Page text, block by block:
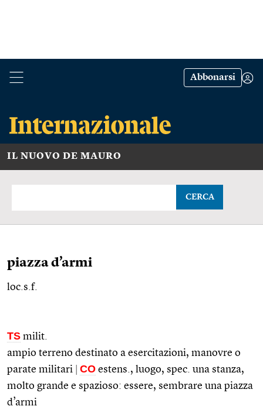
Abbonarsi
IL NUOVO DE MAURO
CERCA
piazza d’armi
loc.s.f.
TS milit.
ampio terreno destinato a esercitazioni, manovre o
parate militari
CO estens. , luogo, spec. una stanza,
molto grande e spazioso: essere, sembrare una piazza
d’armi